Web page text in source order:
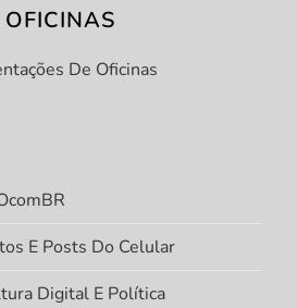
De Oficinas
E Posts Do Celular
Digital E Política